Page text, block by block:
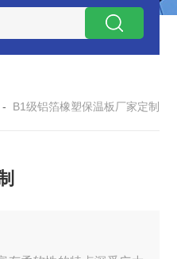
- B1级铝箔橡塑保温板厂家定制